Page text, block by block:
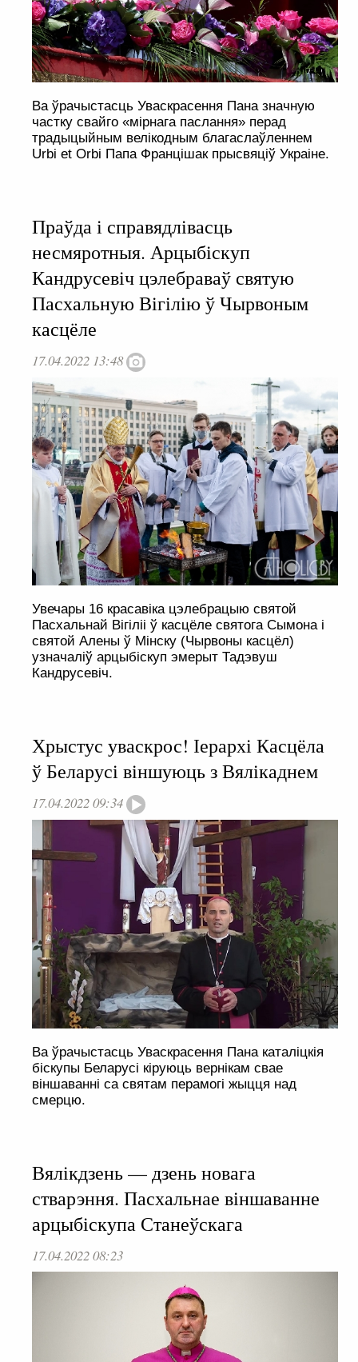
Ва ўрачыстасць Уваскрасення Пана значную
частку свайго «мірнага паслання» перад
традыцыйным велікодным благаслаўленнем
Urbi et Orbi Папа Францішак прысвяціў Украіне.
Праўда і справядлівасць
несмяротныя. Арцыбіскуп
Кандрусевіч цэлебраваў святую
Пасхальную Вігілію ў Чырвоным
касцёле
17.04.2022 13:48
Увечары 16 красавіка цэлебрацыю святой
Пасхальнай Вігіліі ў касцёле святога Сымона і
святой Алены ў Мінску (Чырвоны касцёл)
узначаліў арцыбіскуп эмерыт Тадэвуш
Кандрусевіч.
Хрыстус уваскрос! Іерархі Касцёла
ў Беларусі віншуюць з Вялікаднем
17.04.2022 09:34
Ва ўрачыстасць Уваскрасення Пана каталіцкія
біскупы Беларусі кіруюць вернікам свае
віншаванні са святам перамогі жыцця над
смерцю.
Вялікдзень — дзень новага
стварэння. Пасхальнае віншаванне
арцыбіскупа Станеўскага
17.04.2022 08:23